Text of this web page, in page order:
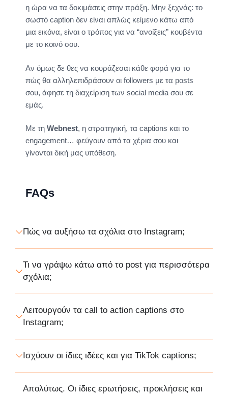
η ώρα να τα δοκιμάσεις στην πράξη. Μην ξεχνάς: το
σωστό caption δεν είναι απλώς κείμενο κάτω από
μια εικόνα, είναι ο τρόπος για να “ανοίξεις” κουβέντα
με το κοινό σου.
Αν όμως δε θες να κουράζεσαι κάθε φορά για το
πώς θα αλληλεπιδράσουν οι followers με τα posts
σου, άφησε τη διαχείριση των social media σου σε
εμάς.
Με τη Webnest, η στρατηγική, τα captions και το
engagement… φεύγουν από τα χέρια σου και
γίνονται δική μας υπόθεση.
FAQs
Πώς να αυξήσω τα σχόλια στο Instagram;
Τι να γράψω κάτω από το post για περισσότερα
σχόλια;
Λειτουργούν τα call to action captions στο
Instagram;
Ισχύουν οι ίδιες ιδέες και για TikTok captions;
Απολύτως. Οι ίδιες ερωτήσεις, προκλήσεις και